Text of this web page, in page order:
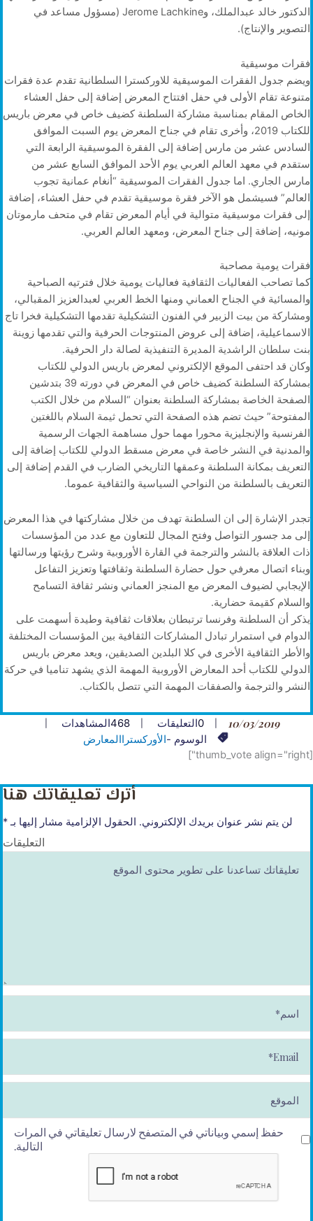
الدكتور خالد عبدالملك، وJerome Lachkine (مسؤول مساعد في
التصوير والإنتاج).
فقرات موسيقية
ويضم جدول الفقرات الموسيقية للاوركسترا السلطانية تقدم عدة فقرات
متنوعة تقام الأولى في حفل افتتاح المعرض إضافة إلى حفل العشاء
الخاص المقام بمناسبة مشاركة السلطنة كضيف خاص في معرض باريس
للكتاب 2019، وأخرى تقام في جناح المعرض يوم السبت الموافق
السادس عشر من مارس إضافة إلى الفقرة الموسيقية الرابعة التي
ستقدم في معهد العالم العربي يوم الأحد الموافق السابع عشر من
مارس الجاري. اما جدول الفقرات الموسيقية “أنغام عمانية تجوب
العالم” فسيشمل هو الآخر فقرة موسيقية تقدم في حفل العشاء، إضافة
إلى فقرات موسيقية متوالية في أيام المعرض تقام في متحف مارموتان
مونيه، إضافة إلى جناح المعرض، ومعهد العالم العربي.
فقرات يومية مصاحبة
كما تصاحب الفعاليات الثقافية فعاليات يومية خلال فترتيه الصباحية
والمسائية في الجناح العماني ومنها الخط العربي لعبدالعزيز المقبالي،
ومشاركة من بيت الزبير في الفنون التشكيلية تقدمها التشكيلية فخرا تاج
الاسماعيلية، إضافة إلى عروض المنتوجات الحرفية والتي تقدمها زوينة
بنت سلطان الراشدية المديرة التنفيذية لصالة دار الحرفية.
وكان قد احتفى الموقع الإلكتروني لمعرض باريس الدولي للكتاب
بمشاركة السلطنة كضيف خاص في المعرض في دورته 39 بتدشين
الصفحة الخاصة بمشاركة السلطنة بعنوان “السلام من خلال الكتب
المفتوحة” حيث تضم هذه الصفحة التي تحمل ثيمة السلام باللغتين
الفرنسية والإنجليزية محورا مهما حول مساهمة الجهات الرسمية
والمدنية في النشر خاصة في معرض مسقط الدولي للكتاب إضافة إلى
التعريف بمكانة السلطنة وعمقها التاريخي الضارب في القدم إضافة إلى
التعريف بالسلطنة من النواحي السياسية والثقافية عموما.
تجدر الإشارة إلى ان السلطنة تهدف من خلال مشاركتها في هذا المعرض
إلى مد جسور التواصل وفتح المجال للتعاون مع عدد من المؤسسات
ذات العلاقة بالنشر والترجمة في القارة الأوروبية وشرح رؤيتها ورسالتها
وبناء اتصال معرفي حول حضارة السلطنة وثقافتها وتعزيز التفاعل
الإيجابي لضيوف المعرض مع المنجز العماني ونشر ثقافة التسامح
والسلام كقيمة حضارية.
يذكر أن السلطنة وفرنسا ترتبطان بعلاقات ثقافية وطيدة أسهمت على
الدوام في استمرار تبادل المشاركات الثقافية بين المؤسسات المختلفة
والأطر الثقافية الأخرى في كلا البلدين الصديقين، ويعد معرض باريس
الدولي للكتاب أحد المعارض الأوروبية المهمة الذي يشهد تناميا في حركة
النشر والترجمة والصفقات المهمة التي تتصل بالكتاب.
10/03/2019
0التعليقات 468المشاهدات
الوسوم -الأوركستراالمعارض
[thumb_vote align="right"]
أترك تعليقاتك هنا
لن يتم نشر عنوان بريدك الإلكتروني. الحقول الإلزامية مشار إليها بـ*
التعليقات
م
*
ai
l*
حفظ إسمي وبياناتي في المتصفح لارسال تعليقاتي في المرات
التالية.